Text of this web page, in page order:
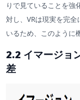
りで見ていることを強
対し、VRは現実を完
いるため、このように
2.2 イマージョ
差